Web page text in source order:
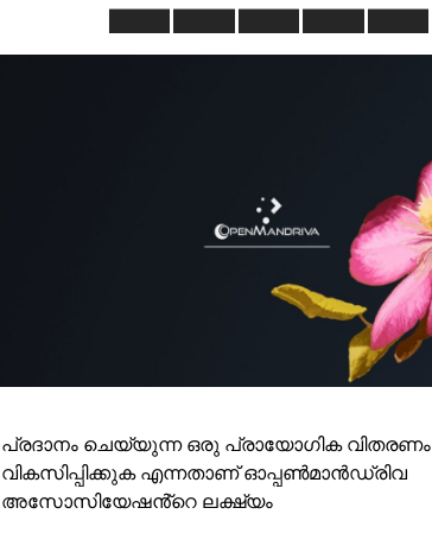
പ്രദാനം ചെയ്യുന്ന ഒരു പ്രായോഗിക വിതരണം
വികസിപ്പിക്കുക എന്നതാണ് ഓപ്പൺമാൻഡ്രിവ
അസോസിയേഷൻ്റെ ലക്ഷ്യം